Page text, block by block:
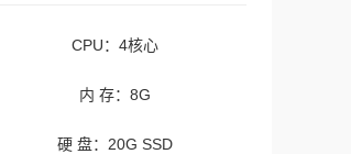
CPU：4核心
内 存：8G
硬 盘：20G SSD